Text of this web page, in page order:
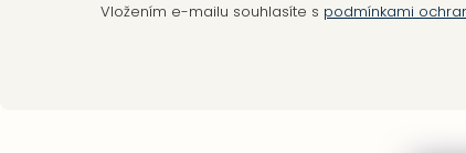
Vložením e-mailu souhlasíte s podmínkami